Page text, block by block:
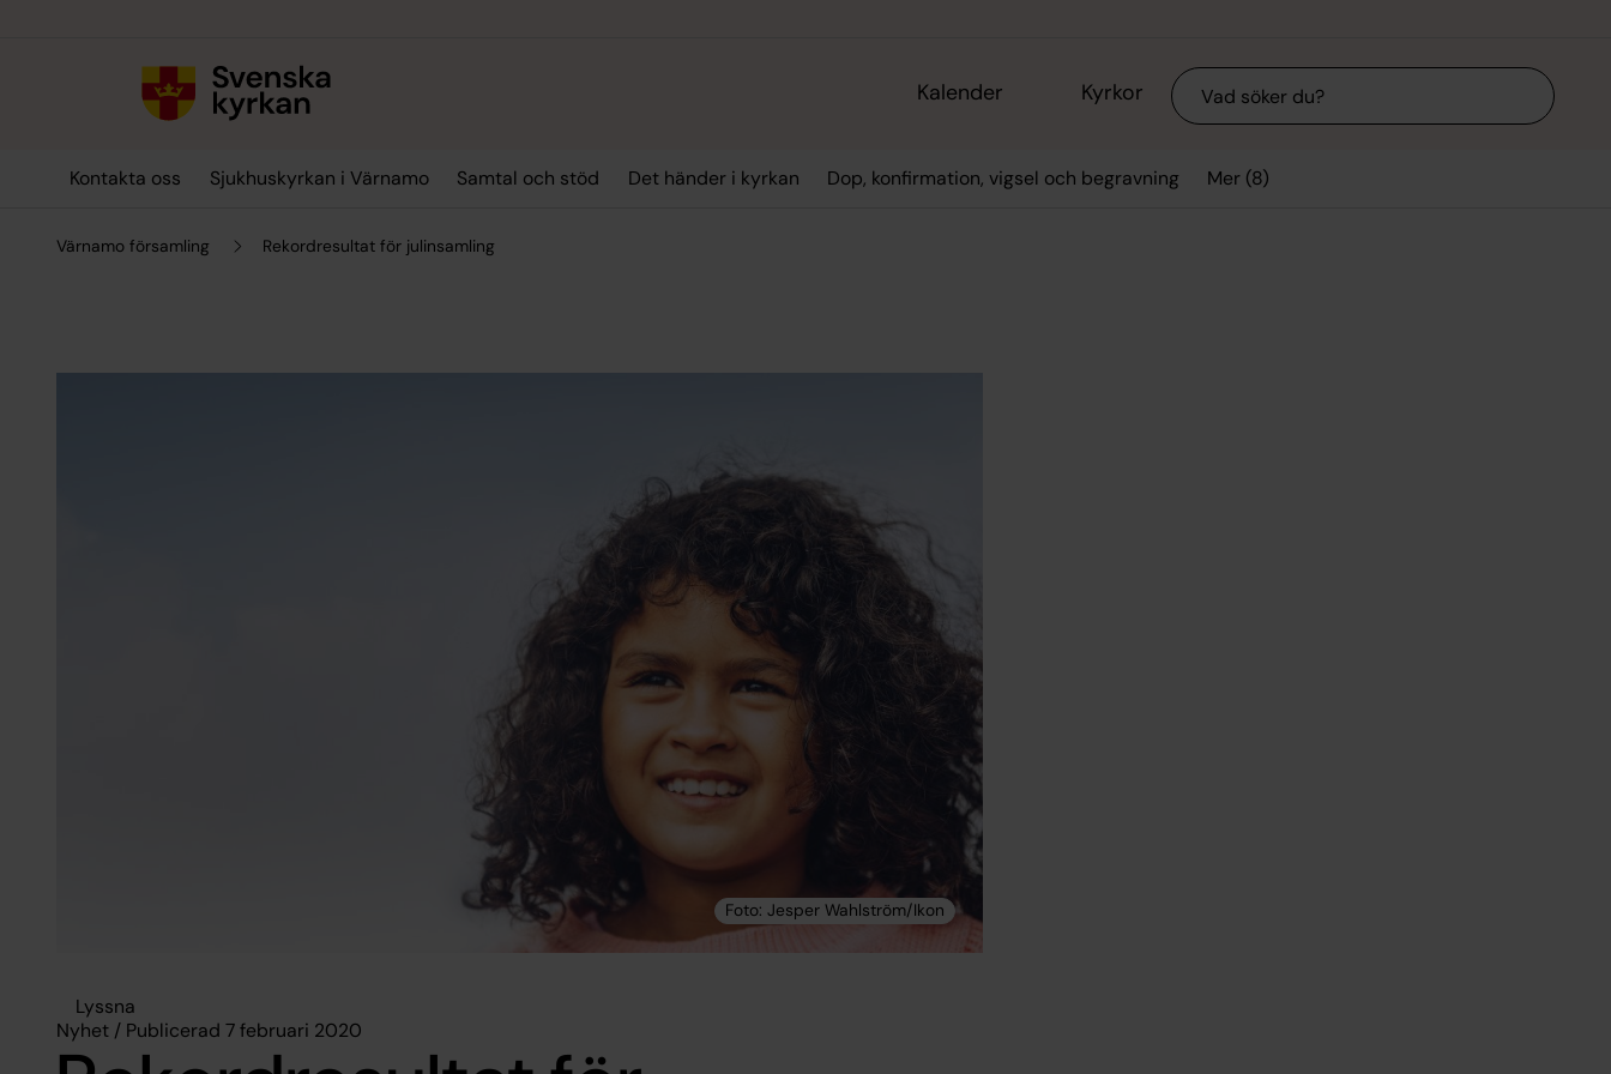
Kalender Kyrkor Sök
Kontakta oss Sjukhuskyrkan i Värnamo Samtal och stöd Det händer i kyrkan Dop, konfirmation, vigsel och begravning Mer (8)
Värnamo församling Rekordresultat för julinsamling
Lyssna
Nyhet / Publicerad 7 februari 2020